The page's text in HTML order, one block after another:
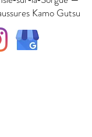
Kamo Gutsu